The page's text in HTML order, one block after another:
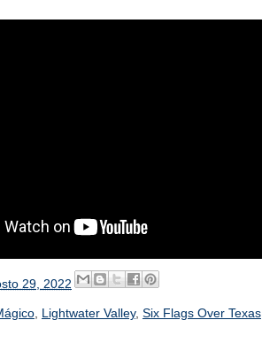
29, 2022
, Lightwater Valley, Six Flags Over Texas